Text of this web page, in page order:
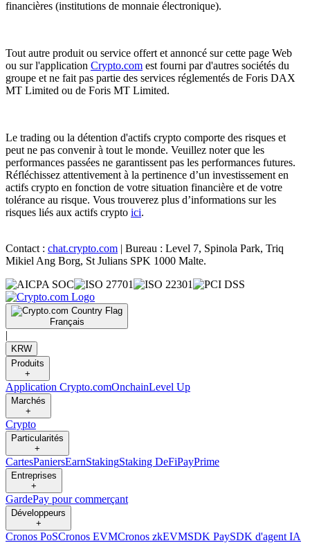
financières (institutions de monnaie électronique).
Tout autre produit ou service offert et annoncé sur cette page Web
ou sur l'application Crypto.com est fourni par d'autres sociétés du
groupe et ne fait pas partie des services réglementés de Foris DAX
MT Limited ou de Foris MT Limited.
Le trading ou la détention d'actifs crypto comporte des risques et
peut ne pas convenir à tout le monde. Veuillez noter que les
performances passées ne garantissent pas les performances futures.
Réfléchissez attentivement à la pertinence d’un investissement en
actifs crypto en fonction de votre situation financière et de votre
tolérance au risque. Vous trouverez plus d’informations sur les
risques liés aux actifs crypto ici.
Contact : chat.crypto.com | Bureau : Level 7, Spinola Park, Triq
Mikiel Ang Borg, St Julians SPK 1000 Malte.
Français
|
KRW
Produits
+
Application Crypto.comOnchainLevel Up
Marchés
+
Crypto
Particularités
+
CartesPaniersEarnStakingStaking DeFiPayPrime
Entreprises
+
GardePay pour commerçant
Développeurs
+
Cronos PoSCronos EVMCronos zkEVMSDK PaySDK d'agent IA